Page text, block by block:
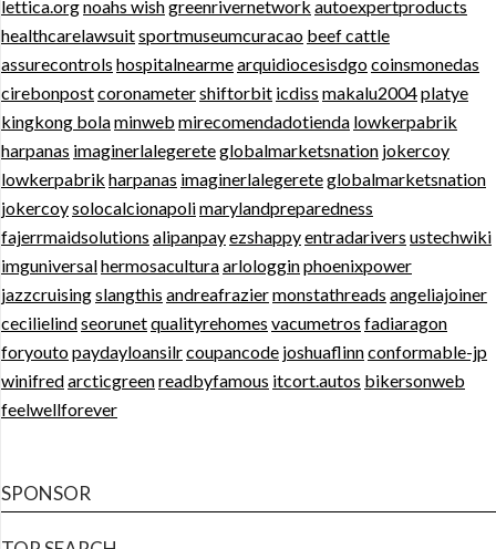
lettica.orgnoahs wishgreenrivernetwork autoexpertproducts
healthcarelawsuitsportmuseumcuracao beef cattle
assurecontrols hospitalnearmearquidiocesisdgocoinsmonedas
cirebonpostcoronametershiftorbit icdiss makalu2004platye
kingkong bolaminweb mirecomendadotienda lowkerpabrik
harpanas imaginerlalegereteglobalmarketsnation jokercoy
lowkerpabrik harpanas imaginerlalegereteglobalmarketsnation
jokercoysolocalcionapolimarylandpreparedness
fajerrmaidsolutions alipanpayezshappyentradarivers ustechwiki
imguniversalhermosaculturaarlologginphoenixpower
jazzcruisingslangthis andreafraziermonstathreads angeliajoiner
cecilielindseorunetqualityrehomes vacumetros fadiaragon
foryoutopaydayloansilrcoupancode joshuaflinnconformable-jp
winifredarcticgreenreadbyfamous itcort.autos bikersonweb
feelwellforever
SPONSOR